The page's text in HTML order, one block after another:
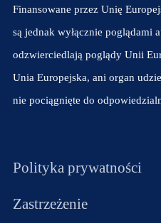
Finansowane przez Unię
są jednak wyłącznie poglądami
odzwierciedlają poglądy Unii
Unia Europejska, ani organ
nie pociągnięte do
Polityka prywatności
Zastrzeżenie